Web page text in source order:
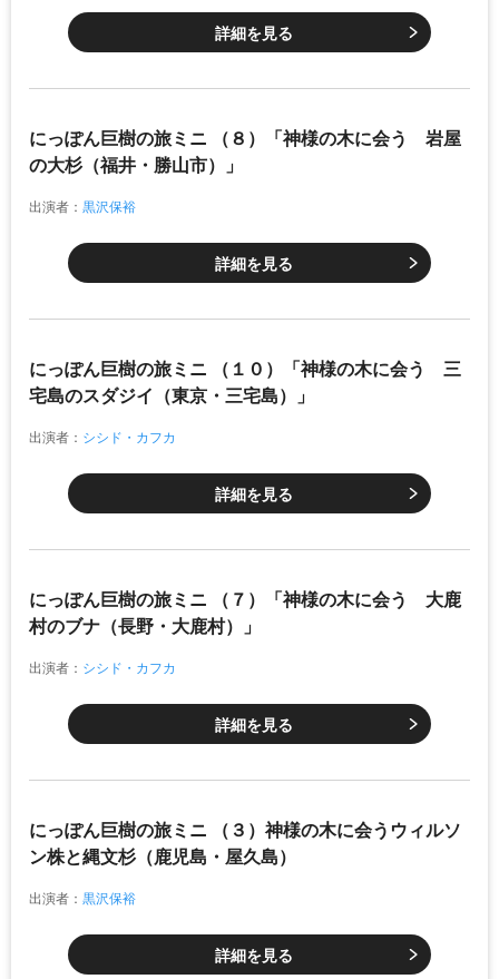
詳細を見る
にっぽん巨樹の旅ミニ （８）「神様の木に会う 岩屋
の大杉（福井・勝山市）」
出演者： 黒沢保裕
詳細を見る
にっぽん巨樹の旅ミニ （１０）「神様の木に会う 三
宅島のスダジイ（東京・三宅島）」
出演者： シシド・カフカ
詳細を見る
にっぽん巨樹の旅ミニ （７）「神様の木に会う 大鹿
村のブナ（長野・大鹿村）」
出演者： シシド・カフカ
詳細を見る
にっぽん巨樹の旅ミニ （３）神様の木に会うウィルソ
ン株と縄文杉（鹿児島・屋久島）
出演者： 黒沢保裕
詳細を見る